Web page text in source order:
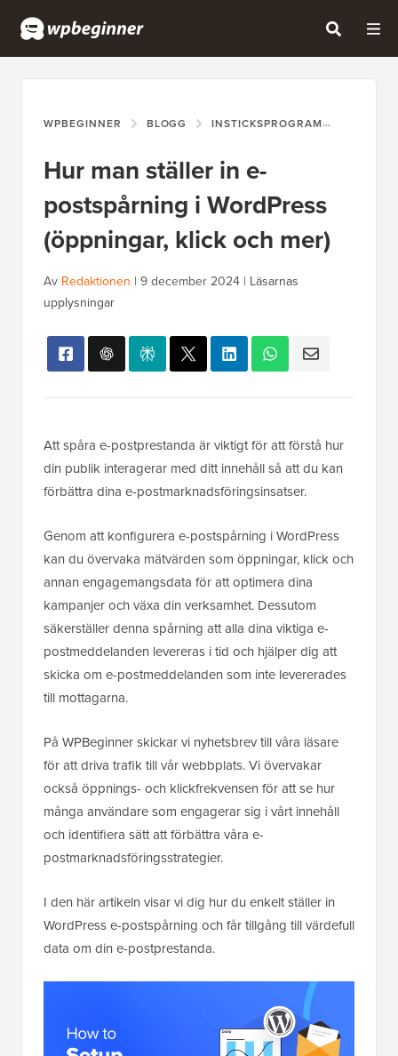
WPBEGINNER BLOGG INSTICKSPROGRAM
Hur man ställer in e-
postspårning i WordPress
(öppningar, klick och mer)
Av Redaktionen | 9 december 2024 | Läsarnas
upplysningar
Att spåra e-postprestanda är viktigt för att förstå hur
din publik interagerar med ditt innehåll så att du kan
förbättra dina e-postmarknadsföringsinsatser.
Genom att konfigurera e-postspårning i WordPress
kan du övervaka mätvärden som öppningar, klick och
annan engagemangsdata för att optimera dina
kampanjer och växa din verksamhet. Dessutom
säkerställer denna spårning att alla dina viktiga e-
postmeddelanden levereras i tid och hjälper dig att
skicka om e-postmeddelanden som inte levererades
till mottagarna.
På WPBeginner skickar vi nyhetsbrev till våra läsare
för att driva trafik till vår webbplats. Vi övervakar
också öppnings- och klickfrekvensen för att se hur
många användare som engagerar sig i vårt innehåll
och identifiera sätt att förbättra våra e-
postmarknadsföringsstrategier.
I den här artikeln visar vi dig hur du enkelt ställer in
WordPress e-postspårning och får tillgång till värdefull
data om din e-postprestanda.